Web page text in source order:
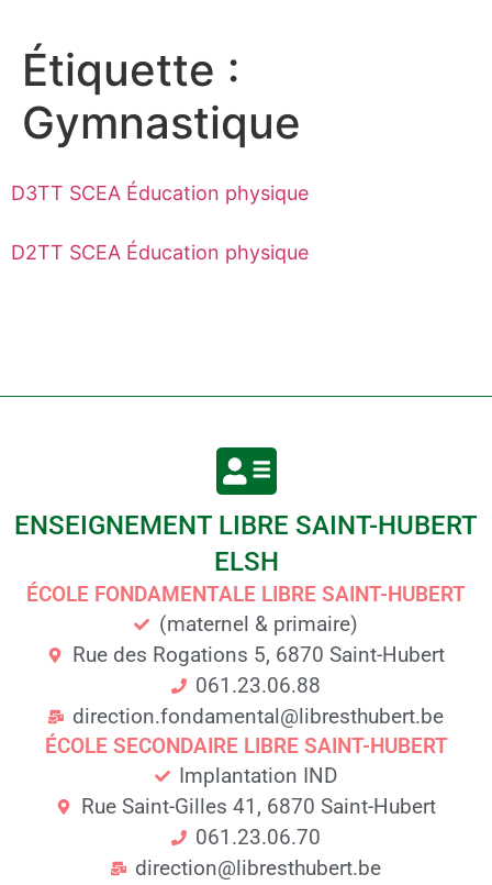
Étiquette :
Gymnastique
D3TT SCEA Éducation physique
D2TT SCEA Éducation physique
ENSEIGNEMENT LIBRE SAINT-HUBERT
ELSH
ÉCOLE FONDAMENTALE LIBRE SAINT-HUBERT
(maternel & primaire)
Rue des Rogations 5, 6870 Saint-Hubert
061.23.06.88
direction.fondamental@libresthubert.be
ÉCOLE SECONDAIRE LIBRE SAINT-HUBERT
Implantation IND
Rue Saint-Gilles 41, 6870 Saint-Hubert
061.23.06.70
direction@libresthubert.be